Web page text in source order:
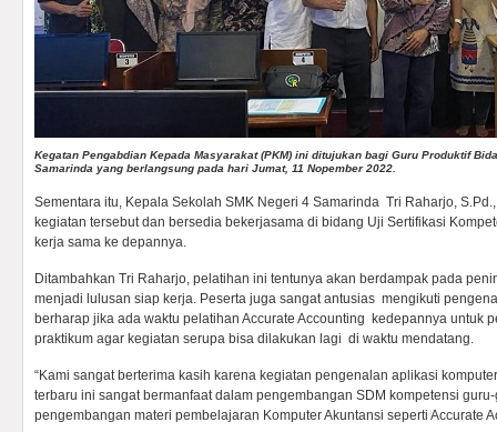
Kegatan Pengabdian Kepada Masyarakat (PKM) ini ditujukan bagi Guru Produktif
Samarinda yang berlangsung pada hari Jumat, 11 Nopember 2022.
Sementara itu, Kepala Sekolah SMK Negeri 4 Samarinda Tri Raharjo,
kegiatan tersebut dan bersedia bekerjasama di bidang Uji Sertifikasi
kerja sama ke depannya.
Ditambahkan Tri Raharjo, pelatihan ini tentunya akan berdampak pada
menjadi lulusan siap kerja. Peserta juga sangat antusias mengikuti
berharap jika ada waktu pelatihan Accurate Accounting kedepannya untuk
praktikum agar kegiatan serupa bisa dilakukan lagi di waktu mendatang.
“Kami sangat berterima kasih karena kegiatan pengenalan aplikasi
terbaru ini sangat bermanfaat dalam pengembangan SDM kompetensi
pengembangan materi pembelajaran Komputer Akuntansi seperti Accurate